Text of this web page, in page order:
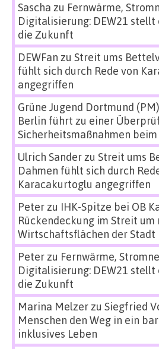
Sascha zu Fernwärme,
Digitalisierung: DEW21
die Zukunft
DEWFan zu Streit ums
fühlt sich durch Rede von
angegriffen
Grüne Jugend Dortmund (PM)
Berlin führt zu einer
Sicherheitsmaßnahmen
Ulrich Sanderzu Streit ums
Dahmen fühlt sich durch
Karacakurtoglu angegriffen
Peterzu IHK-Spitze bei OB
Rückendeckung im Streit um
Wirtschaftsflächen der Stadt
Peterzu Fernwärme,
Digitalisierung: DEW21
die Zukunft
Marina Melzerzu Siegfried
Menschen den Weg in ein
inklusives Leben